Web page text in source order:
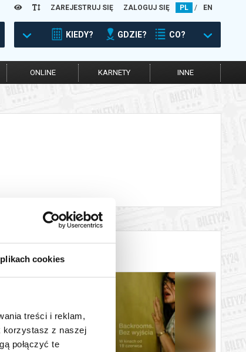
cookies
treści i reklam,
korzystasz z naszej
połączyć te
ZAREJESTRUJ SIĘ ZALOGUJ SIĘ PL / EN
KIEDY? GDZIE? CO?
ONLINE KARNETY INNE